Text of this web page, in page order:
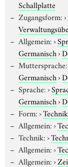
Schallplatte
Zugangsform:›
Allgemein:›
Germanisch›
Muttersprache:
Germanisch›
Sprache:›
Germanisch›
Form:›Technik
Allgemein:›
Technik:›
Allgemein:›
Allgemein:›